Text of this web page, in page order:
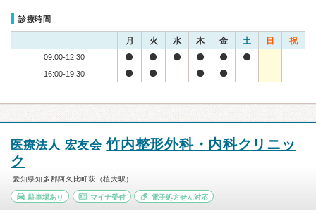
診療時間
月 火 水 木 金 土 日 祝
09:00-12:30
16:00-19:30
医療法人 宏友会竹内整形外科・内科クリニッ
ク
愛知県知多郡阿久比町萩（植大駅）
駐車場あり マイナ受付 電子処方せん対応